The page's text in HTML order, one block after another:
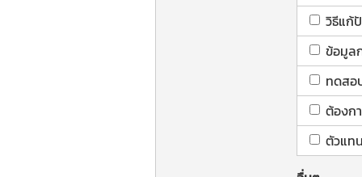
วิธีแก้
ข้อมูล
ทดสอ
ต้องก
ตัวแท